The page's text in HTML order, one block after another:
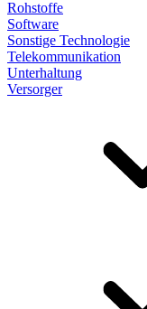
Rohstoffe
Software
Sonstige Technologie
Telekommunikation
Unterhaltung
Versorger